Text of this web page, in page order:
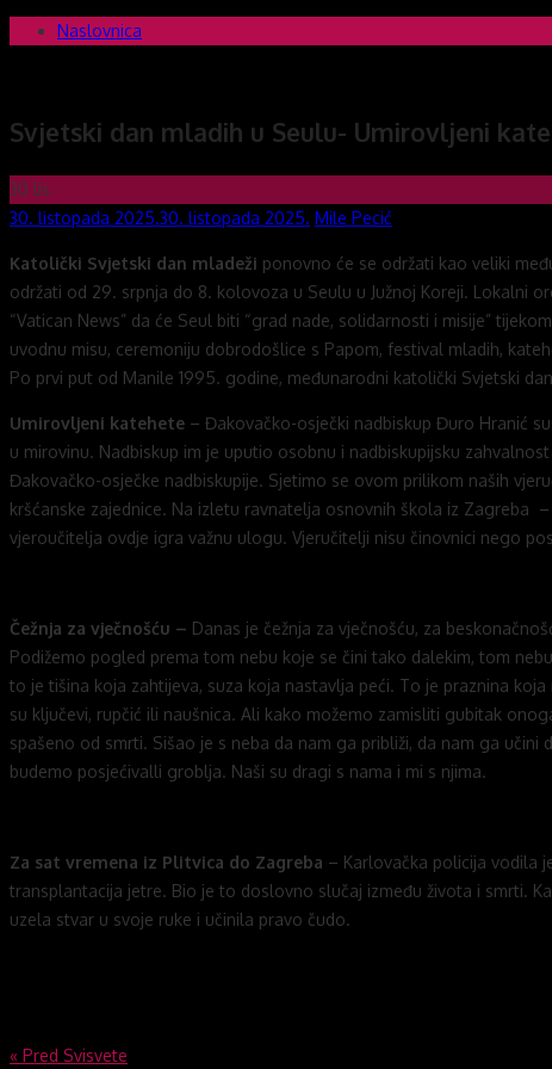
Skip
Novi mostovi com
Dobrodošli na stranice Novi mostovi – Mile Pecić
Naslovnica
Svjetski dan mladih u Seulu- Umirovljeni
30 lis
Posted
30. listopada 2025.30. listopada 2025. Author
Mile Pecić
Katolički Svjetski dan mladeži ponovno će se održati kao veliki
održati od 29. srpnja do 8. kolovoza u Seulu u Južnoj Koreji. Lokalni
“Vatican News” da će Seul biti “grad nade, solidarnosti i misije”
uvodnu misu, ceremoniju dobrodošlice s Papom, festival mladih,
Po prvi put od Manile 1995. godine, međunarodni katolički Svjetski
Umirovljeni katehete – Đakovačko-osječki nadbiskup Đuro Hranić
u mirovinu. Nadbiskup im je uputio osobnu i nadbiskupijsku
Đakovačko-osječke nadbiskupije. Sjetimo se ovom prilikom naših
kršćanske zajednice. Na izletu ravnatelja osnovnih škola iz Zagreba
vjeroučitelja ovdje igra važnu ulogu. Vjeručitelji nisu činovnici nego
Čežnja za vječnošću – Danas je čežnja za vječnošću, za
Podižemo pogled prema tom nebu koje se čini tako dalekim, tom
to je tišina koja zahtijeva, suza koja nastavlja peći. To je praznina
su ključevi, rupčić ili naušnica. Ali kako možemo zamisliti gubitak
spašeno od smrti. Sišao je s neba da nam ga približi, da nam ga
budemo posjećivalli groblja. Naši su dragi s nama i mi s njima.
Za sat vremena iz Plitvica do Zagreba – Karlovačka policija vodila
transplantacija jetre. Bio je to doslovno slučaj između života i smrti.
uzela stvar u svoje ruke i učinila pravo čudo.
Navigacija
« Pred Svisvete